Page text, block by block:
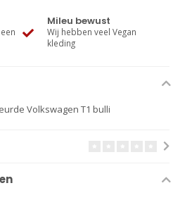
Mileu bewust
Wij hebben veel Vegan
kleding
Volkswagen T1 bulli